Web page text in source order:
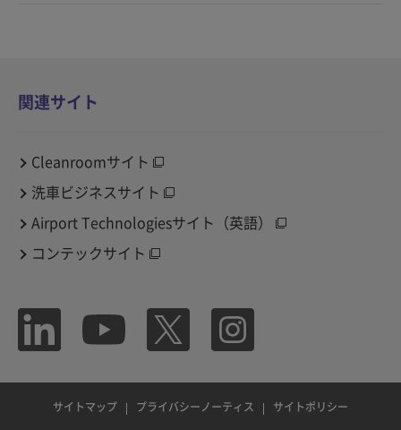
関連サイト
Cleanroomサイト
洗車ビジネスサイト
Airport Technologiesサイト（英語）
コンテックサイト
サイトマップ プライバシーノーティス
サイトポリシー